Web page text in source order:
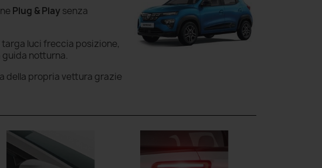
Plug & Playsenza
luci freccia posizione,
guida notturna.
della propria vettura grazie